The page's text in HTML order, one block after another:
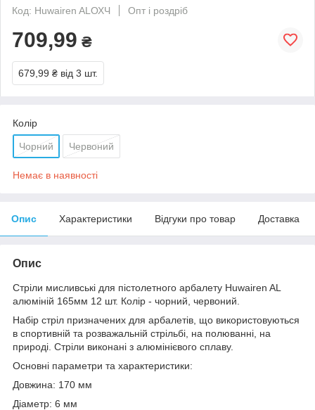
Код: Huwairen ALОХЧ
Опт і роздріб
709,99 ₴
679,99 ₴ від 3 шт.
Колір
Чорний Червоний
Немає в наявності
Опис Характеристики Відгуки про товар Доставка
Опис
Стріли мисливські для пістолетного арбалету Huwairen AL
алюміній 165мм 12 шт. Колір - чорний, червоний.
Набір стріл призначених для арбалетів, що використовуються
в спортивній та розважальній стрільбі, на полюванні, на
природі. Стріли виконані з алюмінієвого сплаву.
Основні параметри та характеристики:
Довжина: 170 мм
Діаметр: 6 мм